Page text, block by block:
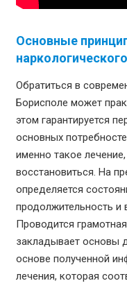
Основные
Обратиться в
Борисполе может
этом гарантируется
основных
именно такое
восстановиться. На
определяется
продолжительность
Проводится
закладывает основы
основе полученной
лечения, которая